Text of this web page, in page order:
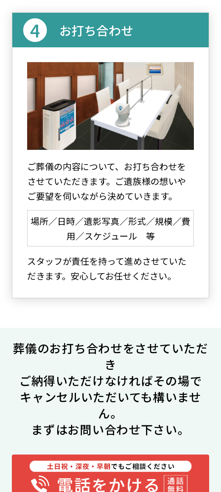
お打ち合わせ
ご葬儀の内容について、お打ち合わせを
させていただきます。ご遺族様の想いや
ご要望を伺いながら決めていきます。
場所／日時／遺影写真／形式／規模／費
用／スケジュール 等
スタッフが責任を持って進めさせていた
だきます。安心してお任せください。
葬儀のお打ち合わせをさせていただ
き
ご納得いただけなければその場で
キャンセルいただいても構いませ
ん。
まずはお問い合わせ下さい。